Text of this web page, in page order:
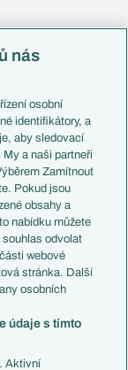
nás
osobní
identifikátory, a
aby sledovací
a naši partneři
Zamítnout
Pokud jsou
obsahy a
nabídku můžete
souhlas odvolat
webové
stránka. Další
osobních
údaje s tímto
Aktivní